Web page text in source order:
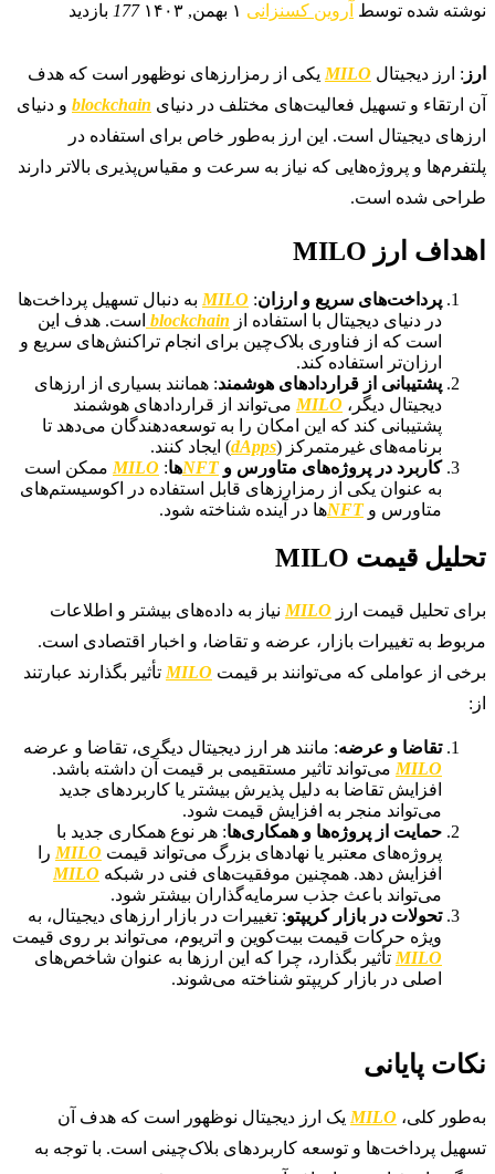
نوشته شده توسط آروین کسنزانی ۱ بهمن, ۱۴۰۳ 177 بازدید
ارز : ارز دیجیتال MILO یکی از رمزارزهای نوظهور است که هدف
آن ارتقاء و تسهیل فعالیت‌های مختلف در دنیای blockchain و دنیای
ارزهای دیجیتال است. این ارز به‌طور خاص برای استفاده در
پلتفرم‌ها و پروژه‌هایی که نیاز به سرعت و مقیاس‌پذیری بالاتر دارند
طراحی شده است.
اهداف ارز MILO
پرداخت‌های سریع و ارزان:
MILO به دنبال تسهیل پرداخت‌ها
در دنیای دیجیتال با استفاده از blockchain است. هدف این
است که از فناوری بلاک‌چین برای انجام تراکنش‌های سریع و
ارزان‌تر استفاده کند.
پشتیبانی از قراردادهای هوشمند: همانند بسیاری از ارزهای
دیجیتال دیگر، MILO می‌تواند از قراردادهای هوشمند
پشتیبانی کند که این امکان را به توسعه‌دهندگان می‌دهد تا
برنامه‌های غیرمتمرکز (dApps) ایجاد کنند.
کاربرد در پروژه‌های متاورس وNFTها:
MILO ممکن است
به عنوان یکی از رمزارزهای قابل استفاده در اکوسیستم‌های
متاورس وNFTها در آینده شناخته شود.
تحلیل قیمت MILO
برای تحلیل قیمت ارز MILO
نیاز به داده‌های بیشتر و اطلاعات
مربوط به تغییرات بازار، عرضه و تقاضا، و اخبار اقتصادی است.
برخی از عواملی که می‌توانند بر قیمت MILO تأثیر بگذارند عبارتند
از:
تقاضا و عرضه: مانند هر ارز دیجیتال دیگری، تقاضا و عرضه
MILO می‌تواند تاثیر مستقیمی بر قیمت آن داشته باشد.
افزایش تقاضا به دلیل پذیرش بیشتر یا کاربردهای جدید
می‌تواند منجر به افزایش قیمت شود.
حمایت از پروژه‌ها و همکاری‌ها: هر نوع همکاری جدید با
پروژه‌های معتبر یا نهادهای بزرگ می‌تواند قیمت MILO را
افزایش دهد. همچنین موفقیت‌های فنی در شبکه MILO
می‌تواند باعث جذب سرمایه‌گذاران بیشتر شود.
تحولات در بازار کریپتو: تغییرات در بازار ارزهای دیجیتال، به
ویژه حرکات قیمت بیت‌کوین و اتریوم، می‌تواند بر روی قیمت
MILO تأثیر بگذارد، چرا که این ارزها به عنوان شاخص‌های
اصلی در بازار کریپتو شناخته می‌شوند.
نکات پایانی
به‌طور کلی، MILO یک ارز دیجیتال نوظهور است که هدف آن
تسهیل پرداخت‌ها و توسعه کاربردهای بلاک‌چینی است. با توجه به